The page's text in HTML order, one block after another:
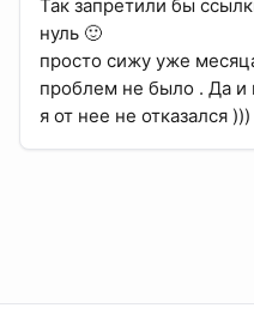
Так запретили бы
нуль 🙂
просто сижу уже
проблем не было . Да и
я от нее не отказался )))